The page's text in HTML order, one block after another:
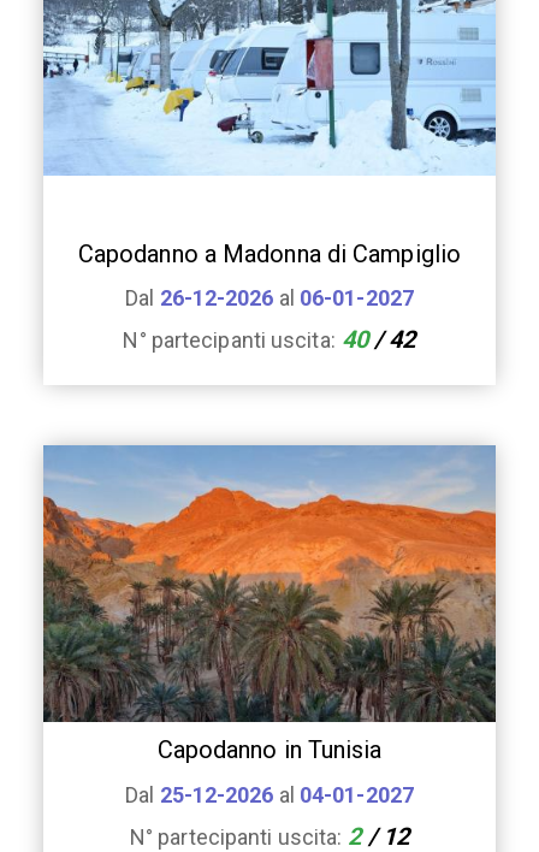
Capodanno a Madonna di Campiglio
Dal 26-12-2026 al 06-01-2027
N° partecipanti uscita: 40/ 42
Capodanno in Tunisia
Dal 25-12-2026 al 04-01-2027
N° partecipanti uscita: 2/ 12